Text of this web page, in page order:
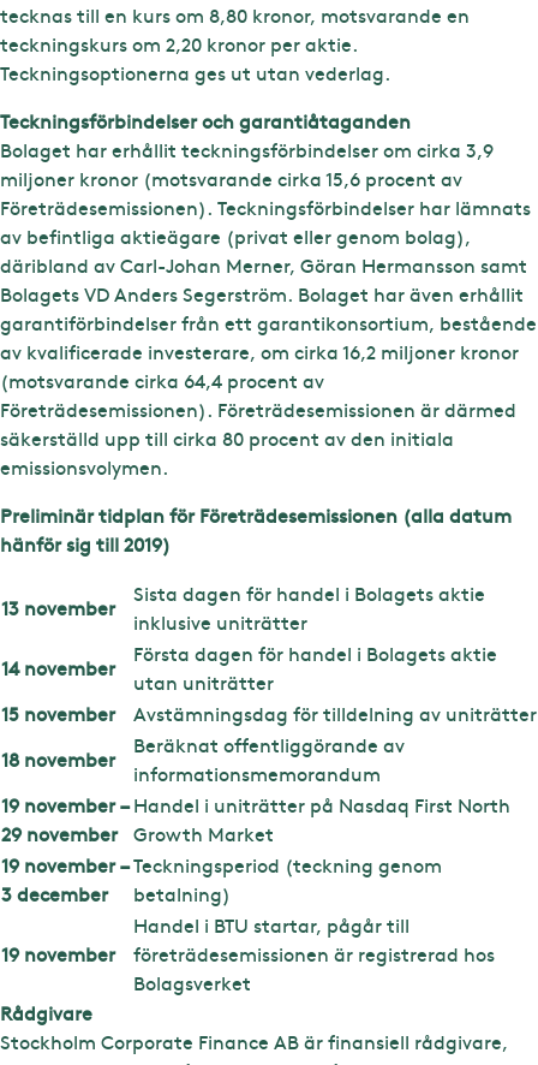
tecknas till en kurs om 8,80 kronor, motsvarande en
teckningskurs om 2,20 kronor per aktie.
Teckningsoptionerna ges ut utan vederlag.
Teckningsförbindelser och garantiåtaganden
Bolaget har erhållit teckningsförbindelser om cirka 3,9
miljoner kronor (motsvarande cirka 15,6 procent av
Företrädesemissionen). Teckningsförbindelser har lämnats
av befintliga aktieägare (privat eller genom bolag),
däribland av Carl-Johan Merner, Göran Hermansson samt
Bolagets VD Anders Segerström. Bolaget har även erhållit
garantiförbindelser från ett garantikonsortium, bestående
av kvalificerade investerare, om cirka 16,2 miljoner kronor
(motsvarande cirka 64,4 procent av
Företrädesemissionen). Företrädesemissionen är därmed
säkerställd upp till cirka 80 procent av den initiala
emissionsvolymen.
Preliminär tidplan för Företrädesemissionen (alla datum
hänför sig till 2019)
13 november
Sista dagen för handel i Bolagets aktie
inklusive uniträtter
14 november
Första dagen för handel i Bolagets aktie
utan uniträtter
15 november
Avstämningsdag för tilldelning av uniträtter
18 november
Beräknat offentliggörande av
informationsmemorandum
19 november –
29 november
Handel i uniträtter på Nasdaq First North
Growth Market
19 november –
3 december
Teckningsperiod (teckning genom
betalning)
19 november
Handel i BTU startar, pågår till
företrädesemissionen är registrerad hos
Bolagsverket
Rådgivare
Stockholm Corporate Finance AB är finansiell rådgivare,